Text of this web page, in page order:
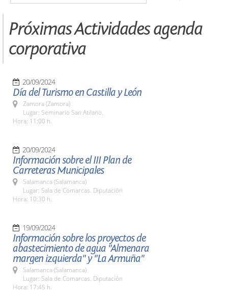
Próximas Actividades agenda
corporativa
20/09/2024
Día del Turismo en Castilla y León
Zamora (Zamora)
Lugar: Seminario San Atilano.
Hora: 11:00 h.
20/09/2024
Información sobre el III Plan de
Carreteras Municipales
Salamanca (Salamanca)
Lugar: Sala de Comarcas. Diputación
Hora: 10:30 h.
19/09/2024
Información sobre los proyectos de
abastecimiento de agua "Almenara
margen izquierda" y "La Armuña"
Salamanca (Salamanca)
Lugar: Sala de Comarcas. Diputación
Hora: 17:45 h.